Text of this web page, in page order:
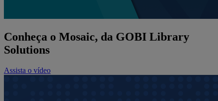
Conheça o Mosaic, da GOBI Library
Solutions
Assista o vídeo